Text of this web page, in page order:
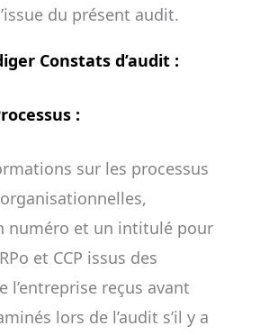
du présent audit.
Constats d’audit :
:
sur les processus
numéro et un intitulé pour
et CCP issus des
l’entreprise reçus avant
lors de l’audit s’il y a